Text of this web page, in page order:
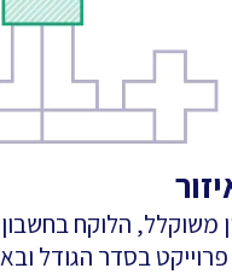
משוקלל, הלוקח
בסדר הגודל